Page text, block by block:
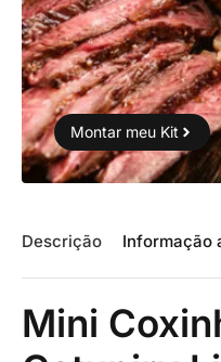
Montar meu Kit
Descrição Informação
Mini